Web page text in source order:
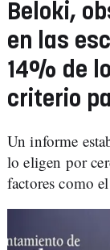
Beloki,
en las
14% de
criterio
Un informe
lo eligen por
factores como